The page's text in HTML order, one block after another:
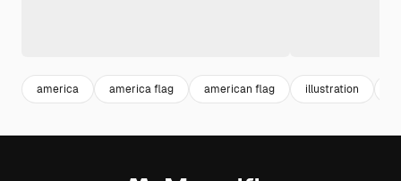
america america flag american flag illustration